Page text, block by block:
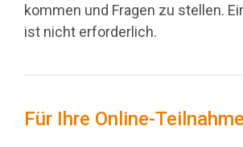
kommen und Fragen zu stellen.
ist nicht erforderlich.
Für Ihre Online-